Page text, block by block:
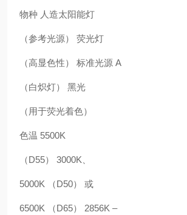
物种 人造太阳能灯
（参考光源） 荧光灯
（高显色性） 标准光源 A
（白炽灯） 黑光
（用于荧光着色）
色温 5500K
（D55） 3000K、
5000K （D50） 或
6500K （D65） 2856K –